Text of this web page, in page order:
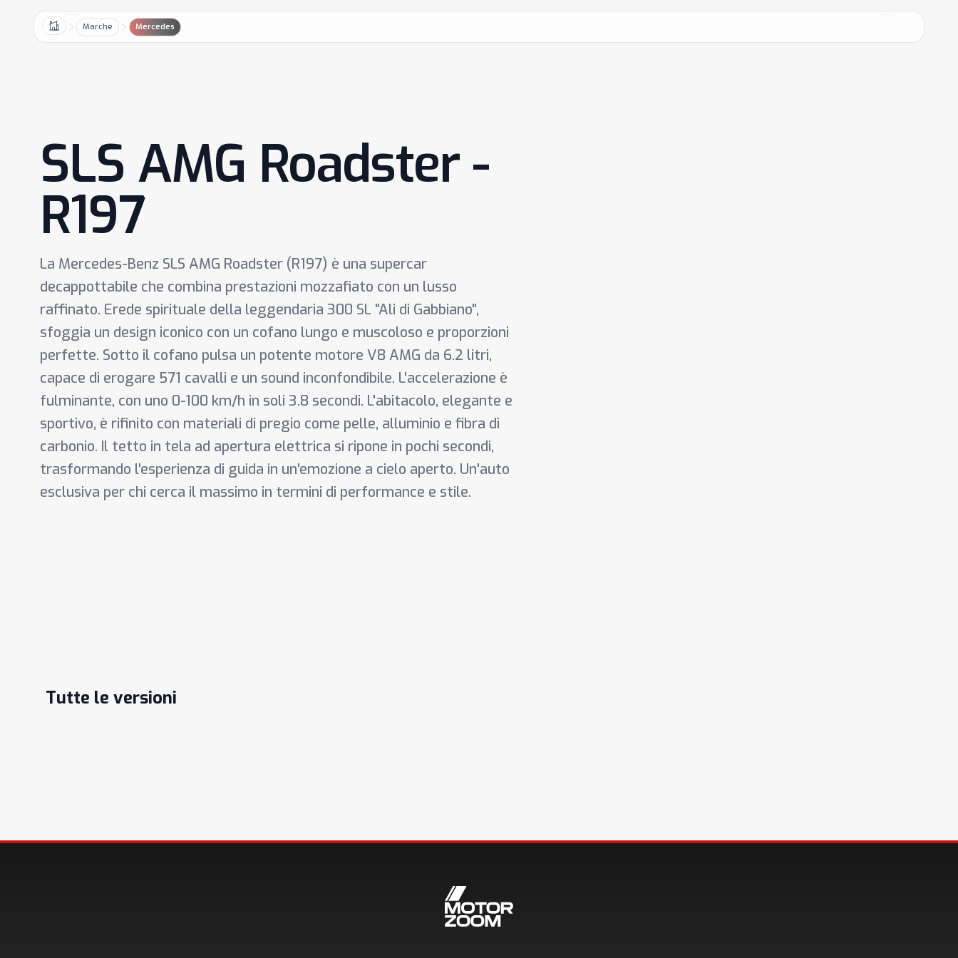
Home Marche Mercedes
SLS AMG Roadster -
R197
La Mercedes-Benz SLS AMG Roadster (R197) è una supercar
decappottabile che combina prestazioni mozzafiato con un lusso
raffinato. Erede spirituale della leggendaria 300 SL "Ali di Gabbiano",
sfoggia un design iconico con un cofano lungo e muscoloso e proporzioni
perfette. Sotto il cofano pulsa un potente motore V8 AMG da 6.2 litri,
capace di erogare 571 cavalli e un sound inconfondibile. L'accelerazione è
fulminante, con uno 0-100 km/h in soli 3.8 secondi. L'abitacolo, elegante e
sportivo, è rifinito con materiali di pregio come pelle, alluminio e fibra di
carbonio. Il tetto in tela ad apertura elettrica si ripone in pochi secondi,
trasformando l'esperienza di guida in un'emozione a cielo aperto. Un'auto
esclusiva per chi cerca il massimo in termini di performance e stile.
Tutte le versioni